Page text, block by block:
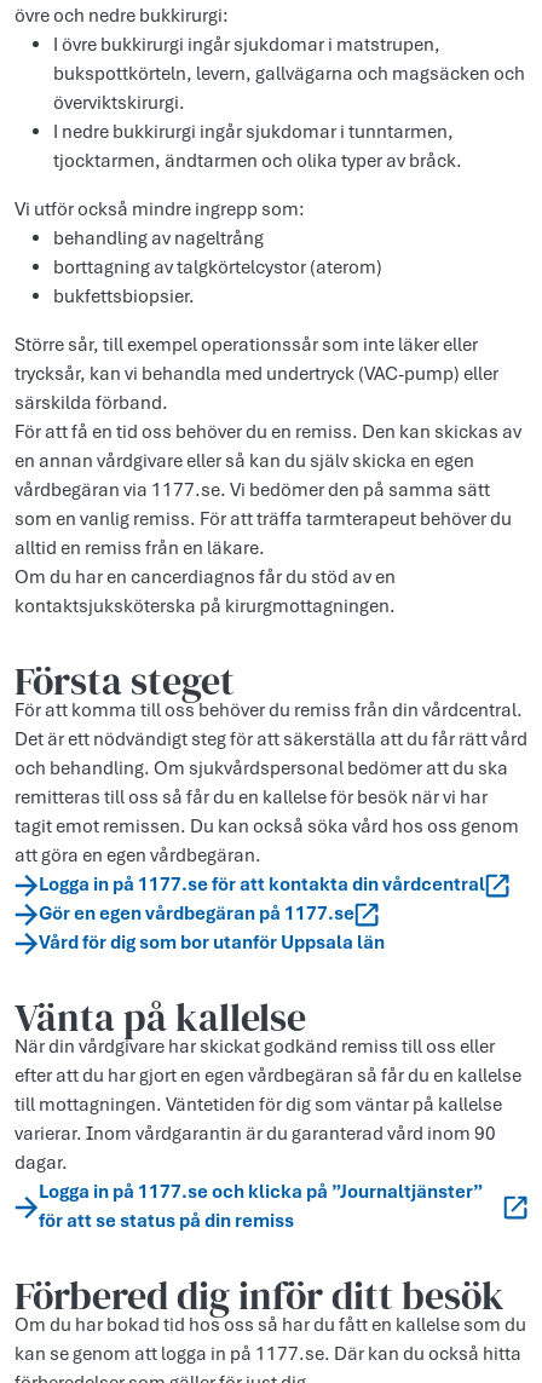
övre och nedre bukkirurgi:
I övre bukkirurgi ingår sjukdomar i matstrupen,
bukspottkörteln, levern, gallvägarna och magsäcken och
överviktskirurgi.
I nedre bukkirurgi ingår sjukdomar i tunntarmen,
tjocktarmen, ändtarmen och olika typer av bråck.
Vi utför också mindre ingrepp som:
behandling av nageltrång
borttagning av talgkörtelcystor (aterom)
bukfettsbiopsier.
Större sår, till exempel operationssår som inte läker eller
trycksår, kan vi behandla med undertryck (VAC-pump) eller
särskilda förband.
För att få en tid oss behöver du en remiss. Den kan skickas av
en annan vårdgivare eller så kan du själv skicka en egen
vårdbegäran via 1177.se. Vi bedömer den på samma sätt
som en vanlig remiss. För att träffa tarmterapeut behöver du
alltid en remiss från en läkare.
Om du har en cancerdiagnos får du stöd av en
kontaktsjuksköterska på kirurgmottagningen.
Första steget
För att komma till oss behöver du remiss från din vårdcentral.
Det är ett nödvändigt steg för att säkerställa att du får rätt vård
och behandling. Om sjukvårdspersonal bedömer att du ska
remitteras till oss så får du en kallelse för besök när vi har
tagit emot remissen. Du kan också söka vård hos oss genom
att göra en egen vårdbegäran.
Logga in på 1177.se för att kontakta din vårdcentral
Gör en egen vårdbegäran på 1177.se
Vård för dig som bor utanför Uppsala län
Vänta på kallelse
När din vårdgivare har skickat godkänd remiss till oss eller
efter att du har gjort en egen vårdbegäran så får du en kallelse
till mottagningen. Väntetiden för dig som väntar på kallelse
varierar. Inom vårdgarantin är du garanterad vård inom 90
dagar.
Logga in på 1177.se och klicka på ”Journaltjänster”
för att se status på din remiss
Förbered dig inför ditt besök
Om du har bokad tid hos oss så har du fått en kallelse som du
kan se genom att logga in på 1177.se. Där kan du också hitta